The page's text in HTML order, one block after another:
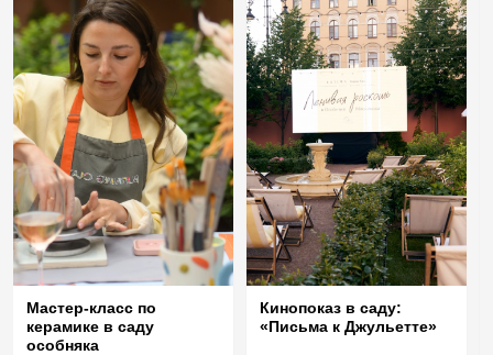
Мастер-класс по
керамике в саду
особняка
Кинопоказ в саду:
«Письма к Джульетте»